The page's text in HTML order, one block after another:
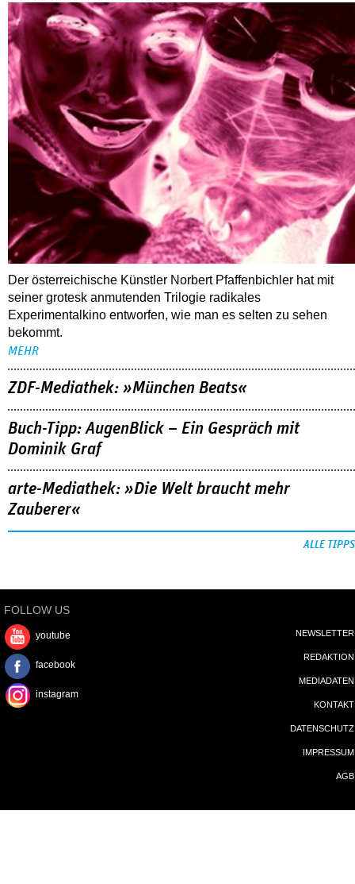
Der österreichische Künstler Norbert Pfaffenbichler hat mit
seiner grotesk anmutenden Trilogie radikales
Experimentalkino entworfen, wie man es selten zu sehen
bekommt.
MEHR
ZDF-Mediathek: »München Beats«
Buch-Tipp: AugenBlick – Ein Gespräch mit
Dominik Graf
arte-Mediathek: »Die Welt braucht mehr
Zauberer«
ALLE TIPPS
FOLLOW US
youtube
facebook
instagram
NEWSLETTER
REDAKTION
MEDIADATEN
KONTAKT
DATENSCHUTZ
IMPRESSUM
AGB